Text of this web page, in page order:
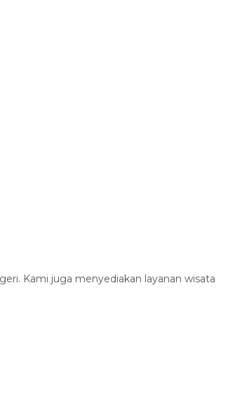
Kami juga menyediakan layanan wisata